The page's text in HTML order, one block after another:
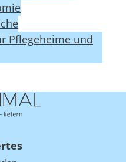
Pflegeheime und